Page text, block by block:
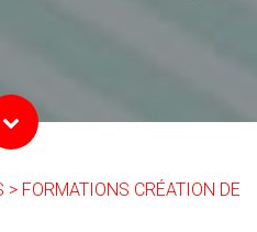
> FORMATIONS CRÉATION DE